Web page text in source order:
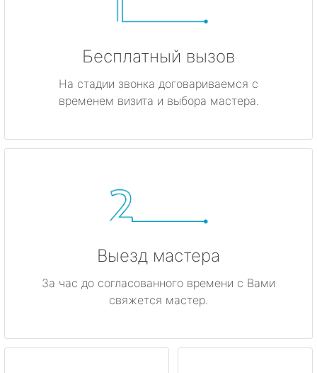
Бесплатный вызов
На стадии звонка договариваемся с
временем визита и выбора мастера.
Выезд мастера
За час до согласованного времени с Вами
свяжется мастер.